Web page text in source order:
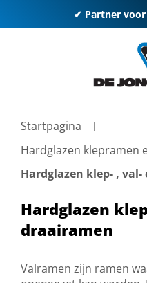
✔ Partner
Startpagina
Hardglazen klepramen
Hardglazen klep- ,
Hardglazen
draairamen
Valramen zijn ramen